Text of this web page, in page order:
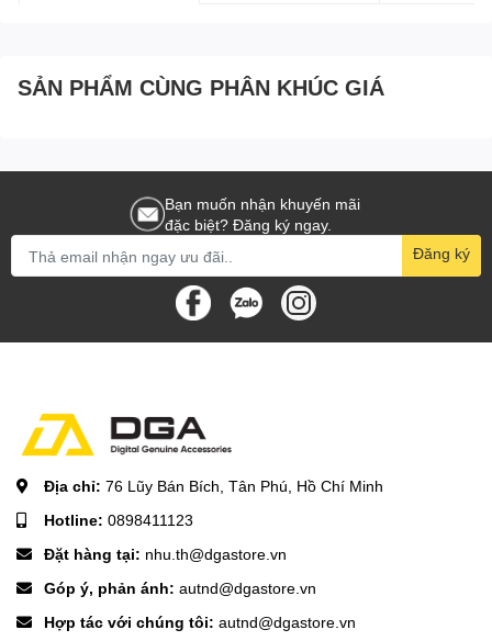
SẢN PHẨM CÙNG PHÂN KHÚC GIÁ
Bạn muốn nhận khuyến mãi
đặc biệt? Đăng ký ngay.
Đăng ký
Địa chỉ: 76 Lũy Bán Bích, Tân Phú, Hồ Chí Minh
Hotline: 0898411123
Đặt hàng tại: nhu.th@dgastore.vn
Góp ý, phản ánh: autnd@dgastore.vn
Hợp tác với chúng tôi: autnd@dgastore.vn